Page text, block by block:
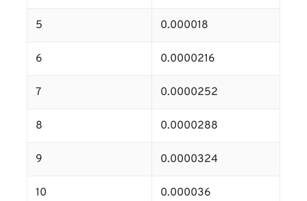
5 0.000018
6 0.0000216
7 0.0000252
8 0.0000288
9 0.0000324
10 0.000036